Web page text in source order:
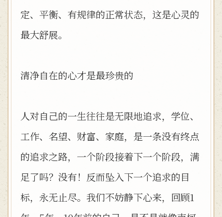
定、平衡、有规律的正常状态，这是心灵的
最大舒展。
清净自在的心才是最珍贵的
人对自己的一生往往是无限地追求，学位、
工作、名望、财富、家庭，是一条没有终点
的追求之路，一个阶段接着下一个阶段，满
足了吗？没有！反而坠入下一个追求的目
标，永无止尽。我们不妨静下心来，回顾1